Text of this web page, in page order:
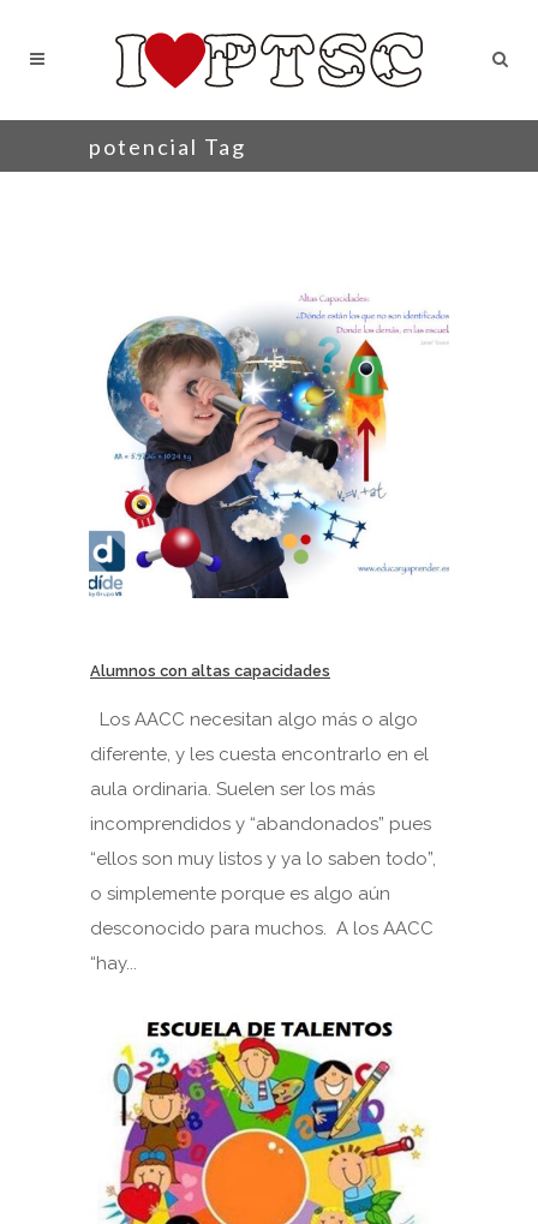
potencial Tag
Alumnos con altas capacidades
Los AACC necesitan algo más o algo
diferente, y les cuesta encontrarlo en el
aula ordinaria. Suelen ser los más
incomprendidos y “abandonados” pues
“ellos son muy listos y ya lo saben todo”,
o simplemente porque es algo aún
desconocido para muchos. A los AACC
“hay...